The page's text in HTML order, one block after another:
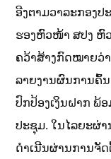
ອີງຕາມວາລະກອງປ
ຮອງຫົວໜ້າ ສປງ ຫົ
ຄວ້າສ້າງກົດໝາຍວ່
ລາຍງານຜົນການຄົ້
ປົກປ້ອງເງິນຝາກ ພ້
ປະຊຸມ. ໃນໄລຍະຜ່າ
ດຳເນີນຜ່ານການຈັ